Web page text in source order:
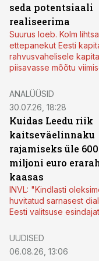
seda potentsiaali
realiseerima
Suurus loeb. Kolm
ettepanekut Eesti
rahvusvahelisele
piisavasse mõõtu
ANALÜÜSID
30.07.26, 18:28
Kuidas Leedu riik
kaitseväelinnaku
rajamiseks üle 600
miljoni euro
kaasas
INVL: "Kindlasti
huvitatud sarnasest
Eesti valitsuse
UUDISED
06.08.26, 13:06